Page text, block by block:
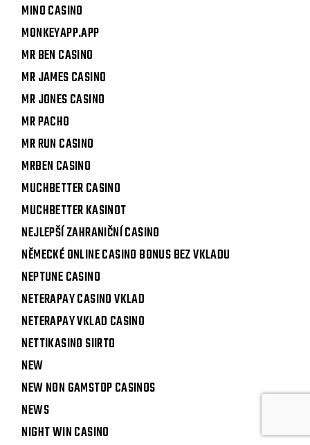
MINO CASINO
MONKEYAPP.APP
MR BEN CASINO
MR JAMES CASINO
MR JONES CASINO
MR PACHO
MR RUN CASINO
MRBEN CASINO
MUCHBETTER CASINO
MUCHBETTER KASINOT
NEJLEPŠÍ ZAHRANIČNÍ CASINO
NĚMECKÉ ONLINE CASINO BONUS BEZ VKLADU
NEPTUNE CASINO
NETERAPAY CASINO VKLAD
NETERAPAY VKLAD CASINO
NETTIKASINO SIIRTO
NEW
NEW NON GAMSTOP CASINOS
NEWS
NIGHT WIN CASINO